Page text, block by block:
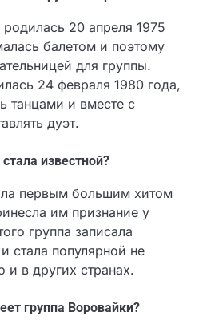
20 апреля 1975
балетом и поэтому
для группы.
24 февраля 1980 года,
танцами и вместе с
дуэт.
известной?
первым большим хитом
им признание у
группа записала
стала популярной не
и в других странах.
группа Воровайки?